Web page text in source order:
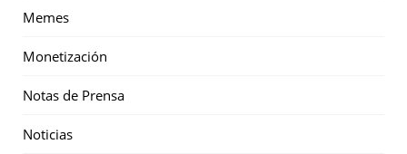
Memes
Monetización
Notas de Prensa
Noticias